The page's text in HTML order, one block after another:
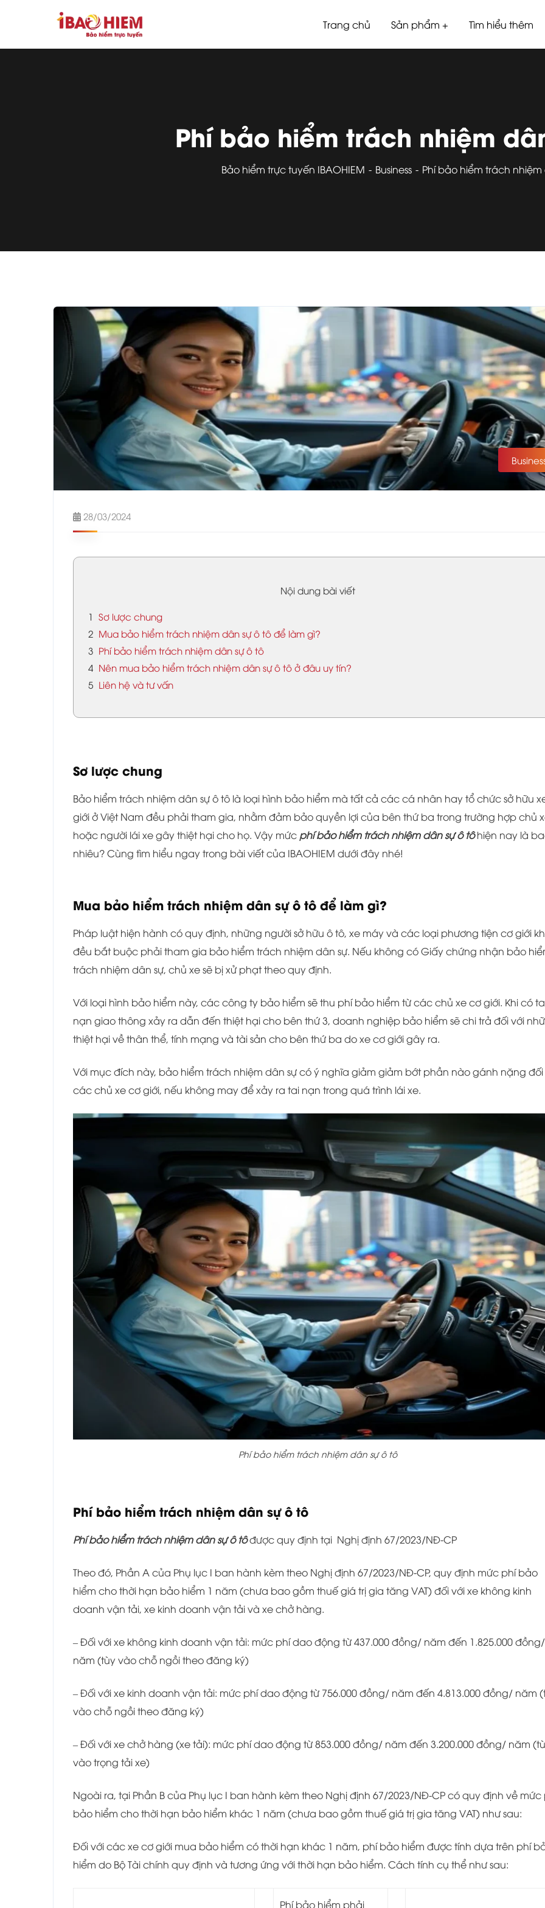
Trang chủ Sản phẩm Tìm hiểu thêm
Phí bảo hiểm trách nhiệm
Bảo hiểm trực tuyến IBAOHIEM Business Phí bảo hiểm trách nhiệm
28/03/2024
Nội dung bài viết
1 Sơ lược chung
2 Mua bảo hiểm trách nhiệm dân sự ô tô để làm gì?
3 Phí bảo hiểm trách nhiệm dân sự ô tô
4 Nên mua bảo hiểm trách nhiệm dân sự ô tô ở đâu uy tín?
5 Liên hệ và tư vấn
Sơ lược chung
Bảo hiểm trách nhiệm dân sự ô tô là loại hình bảo hiểm mà tất cả các cá nhân hay tổ chức sở hữu
giới ở Việt Nam đều phải tham gia, nhằm đảm bảo quyền lợi của bên thứ ba trong trường hợp chủ
hoặc người lái xe gây thiệt hại cho họ. Vậy mức phí bảo hiểm trách nhiệm dân sự ô tôhiện nay là
nhiêu? Cùng tìm hiểu ngay trong bài viết của IBAOHIEM dưới đây nhé!
Mua bảo hiểm trách nhiệm dân sự ô tô để làm gì?
Pháp luật hiện hành có quy định, những người sở hữu ô tô, xe máy và các loại phương tiện cơ giới
đều bắt buộc phải tham gia bảo hiểm trách nhiệm dân sự. Nếu không có Giấy chứng nhận bảo
trách nhiệm dân sự, chủ xe sẽ bị xử phạt theo quy định.
Với loại hình bảo hiểm này, các công ty bảo hiểm sẽ thu phí bảo hiểm từ các chủ xe cơ giới. Khi có
nạn giao thông xảy ra dẫn đến thiệt hại cho bên thứ 3, doanh nghiệp bảo hiểm sẽ chi trả đối với
thiệt hại về thân thể, tính mạng và tài sản cho bên thứ ba do xe cơ giới gây ra.
Với mục đích này, bảo hiểm trách nhiệm dân sự có ý nghĩa giảm giảm bớt phần nào gánh nặng đối
các chủ xe cơ giới, nếu không may để xảy ra tai nạn trong quá trình lái xe.
Phí bảo hiểm trách nhiệm dân sự ô tô
Phí bảo hiểm trách nhiệm dân sự ô tô
Phí bảo hiểm trách nhiệm dân sự ô tôđược quy định tại Nghị định 67/2023/NĐ-CP
Theo đó, Phần A của Phụ lục I ban hành kèm theo Nghị định 67/2023/NĐ-CP, quy định mức phí bảo
hiểm cho thời hạn bảo hiểm 1 năm (chưa bao gồm thuế giá trị gia tăng VAT) đối với xe không kinh
doanh vận tải, xe kinh doanh vận tải và xe chở hàng.
– Đối với xe không kinh doanh vận tải: mức phí dao động từ 437.000 đồng/ năm đến 1.825.000 đồng/
năm (tùy vào chỗ ngồi theo đăng ký)
– Đối với xe kinh doanh vận tải: mức phí dao động từ 756.000 đồng/ năm đến 4.813.000 đồng/ năm
vào chỗ ngồi theo đăng ký)
– Đối với xe chở hàng (xe tải): mức phí dao động từ 853.000 đồng/ năm đến 3.200.000 đồng/ năm
vào trọng tải xe)
Ngoài ra, tại Phần B của Phụ lục I ban hành kèm theo Nghị định 67/2023/NĐ-CP có quy định về mức
bảo hiểm cho thời hạn bảo hiểm khác 1 năm (chưa bao gồm thuế giá trị gia tăng VAT) như sau:
Đối với các xe cơ giới mua bảo hiểm có thời hạn khác 1 năm, phí bảo hiểm được tính dựa trên phí
hiểm do Bộ Tài chính quy định và tương ứng với thời hạn bảo hiểm. Cách tính cụ thể như sau:
Phí bảo hiểm phải